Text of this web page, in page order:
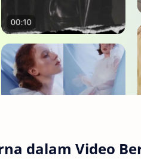
dalam Video